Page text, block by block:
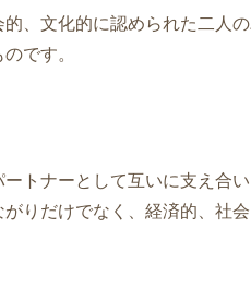
、文化的に認められた二人
です。
トナーとして互いに支え合
りだけでなく、経済的、社